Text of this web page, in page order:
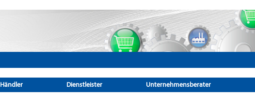
Händler Dienstleister Unternehmensberater